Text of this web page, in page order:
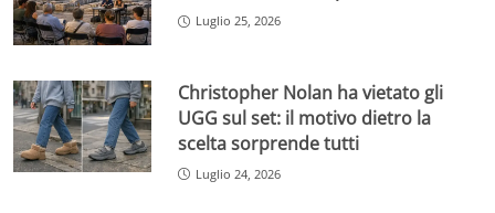
Luglio 25, 2026
Christopher Nolan ha vietato gli
UGG sul set: il motivo dietro la
scelta sorprende tutti
Luglio 24, 2026